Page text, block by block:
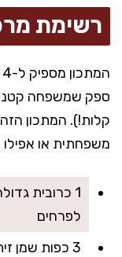
רשימת
ספק שמשפחה קטנה
קלות!). המתכון
משפחתית או אפילו
לפרחים
3 כפות שמן זית איכותי